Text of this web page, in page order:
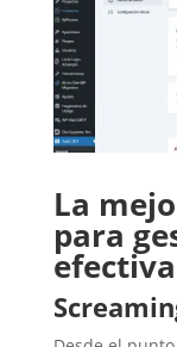
La
para